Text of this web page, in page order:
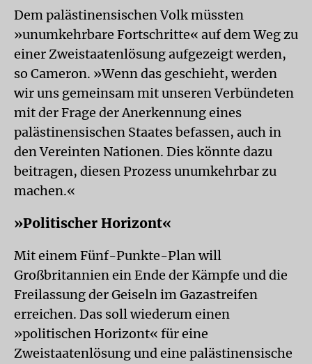
Dem palästinensischen Volk müssten
»unumkehrbare Fortschritte« auf dem Weg zu
einer Zweistaatenlösung aufgezeigt werden,
so Cameron. »Wenn das geschieht, werden
wir uns gemeinsam mit unseren Verbündeten
mit der Frage der Anerkennung eines
palästinensischen Staates befassen, auch in
den Vereinten Nationen. Dies könnte dazu
beitragen, diesen Prozess unumkehrbar zu
machen.«
»Politischer Horizont«
Mit einem Fünf-Punkte-Plan will
Großbritannien ein Ende der Kämpfe und die
Freilassung der Geiseln im Gazastreifen
erreichen. Das soll wiederum einen
»politischen Horizont« für eine
Zweistaatenlösung und eine palästinensische